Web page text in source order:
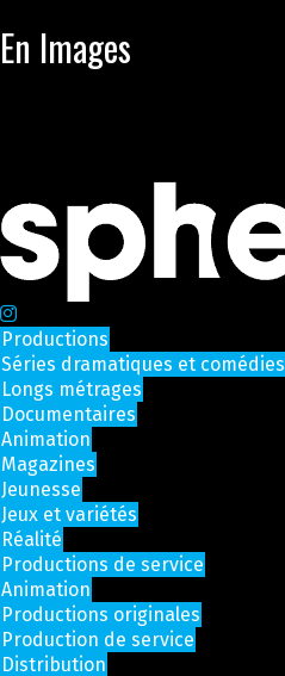
En Images
Productions
Séries dramatiques et comédies
Longs métrages
Documentaires
Animation
Magazines
Jeunesse
Jeux et variétés
Réalité
Productions de service
Animation
Productions originales
Production de service
Distribution